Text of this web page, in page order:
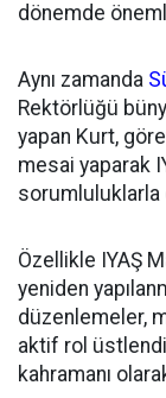
dönemde
Aynı zamanda
Rektörlüğü
yapan Kurt,
mesai yaparak
Özellikle IYAŞ
yeniden
düzenlemeler,
aktif rol
kahramanı